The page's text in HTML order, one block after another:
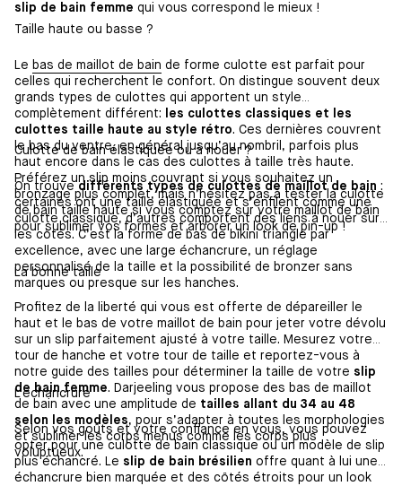
slip de bain femme qui vous correspond le mieux !
Taille haute ou basse ?
Le bas de maillot de bain de forme culotte est parfait pour
celles qui recherchent le confort. On distingue souvent deux
grands types de culottes qui apportent un style
complètement différent:
les culottes classiques et les
culottes taille haute au style rétro. Ces dernières couvrent
le bas du ventre, en général jusqu’au nombril, parfois plus
haut encore dans le cas des culottes à taille très haute.
Préférez un slip moins couvrant si vous souhaitez un
bronzage plus complet, mais n’hésitez pas à tester la culotte
de bain taille haute si vous comptez sur votre maillot de bain
pour sublimer vos formes et arborer un look de pin-up !
Culotte de bain élastiquée ou à nouer ?
On trouve différents types de culottes de maillot de bain :
certaines ont une taille élastiquée et s’enfilent comme une
culotte classique, d’autres comportent des liens à nouer sur
les côtés. C’est la forme de bas de bikini triangle par
excellence, avec une large échancrure, un réglage
personnalisé de la taille et la possibilité de bronzer sans
marques ou presque sur les hanches.
La bonne taille
Profitez de la liberté qui vous est offerte de dépareiller le
haut et le bas de votre maillot de bain pour jeter votre dévolu
sur un slip parfaitement ajusté à votre taille. Mesurez votre
tour de hanche et votre tour de taille et reportez-vous à
notre guide des tailles pour déterminer la taille de votre slip
de bain femme. Darjeeling vous propose des bas de maillot
de bain avec une amplitude de tailles allant du 34 au 48
selon les modèles, pour s’adapter à toutes les morphologies
et sublimer les corps menus comme les corps plus
voluptueux.
L’échancrure
Selon vos goûts et votre confiance en vous, vous pouvez
opter pour une culotte de bain classique ou un modèle de slip
plus échancré. Le slip de bain brésilien offre quant à lui une
échancrure bien marquée et des côtés étroits pour un look